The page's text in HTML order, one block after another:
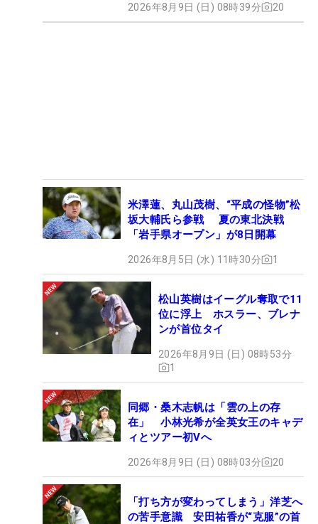
2026年8月9日 (日) 08時39分 20
米澤蓮、丸山茂樹、“平成の怪物”松
坂大輔氏ら参戦 夏の東北決戦
「岩手県オープン」が8日開幕
2026年8月5日 (水) 11時30分 1
松山英樹はイーグル奪取で11
位に浮上 ホスラー、ブレナ
ンが首位タイ
2026年8月9日 (日) 08時53分
1
同郷・桑木志帆は「雲の上の存
在」 小林光希が全英女王のキャデ
ィとツアー初Vへ
2026年8月9日 (日) 08時03分 20
「打ち方が変わってしまう」洋芝へ
の苦手意識 安田祐香が“克服”の首